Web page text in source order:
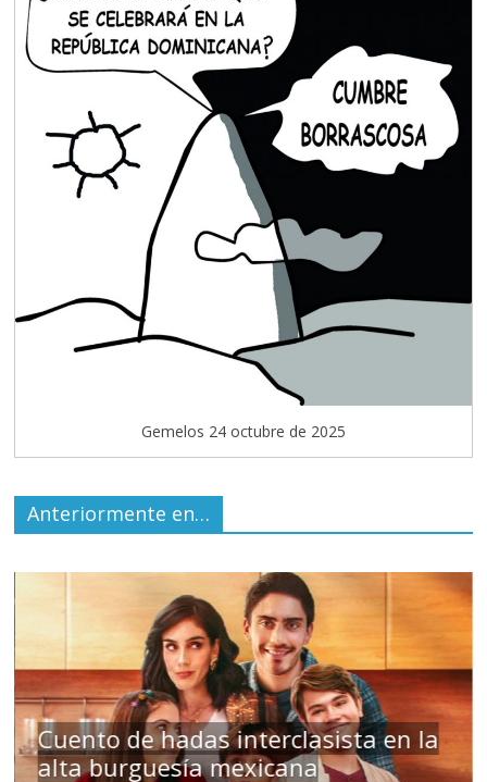
Gemelos 24 octubre de 2025
Anteriormente en…
Cuento de hadas interclasista en la
alta burguesía mexicana